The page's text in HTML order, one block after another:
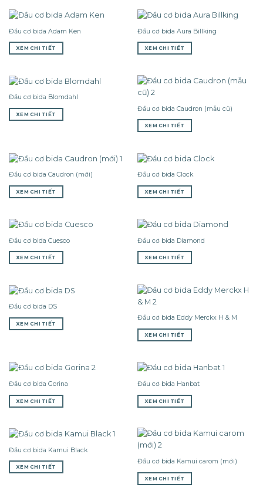
Đầu cơ bida Adam Ken
XEM CHI TIẾT
Đầu cơ bida Aura Billking
XEM CHI TIẾT
Đầu cơ bida Blomdahl
XEM CHI TIẾT
Đầu cơ bida Caudron (mẫu cũ)
XEM CHI TIẾT
Đầu cơ bida Caudron (mới)
XEM CHI TIẾT
Đầu cơ bida Clock
XEM CHI TIẾT
Đầu cơ bida Cuesco
XEM CHI TIẾT
Đầu cơ bida Diamond
XEM CHI TIẾT
Đầu cơ bida DS
XEM CHI TIẾT
Đầu cơ bida Eddy Merckx H & M
XEM CHI TIẾT
Đầu cơ bida Gorina
XEM CHI TIẾT
Đầu cơ bida Hanbat
XEM CHI TIẾT
Đầu cơ bida Kamui Black
XEM CHI TIẾT
Đầu cơ bida Kamui carom (mới)
XEM CHI TIẾT